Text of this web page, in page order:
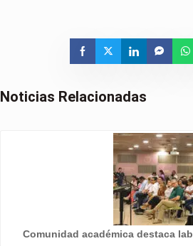
Noticias Relacionadas
Comunidad académica destaca